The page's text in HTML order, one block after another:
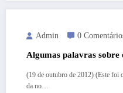
Admin 0
Algumas palavras
(19 de outubro de 2012) (Este foi
da no…